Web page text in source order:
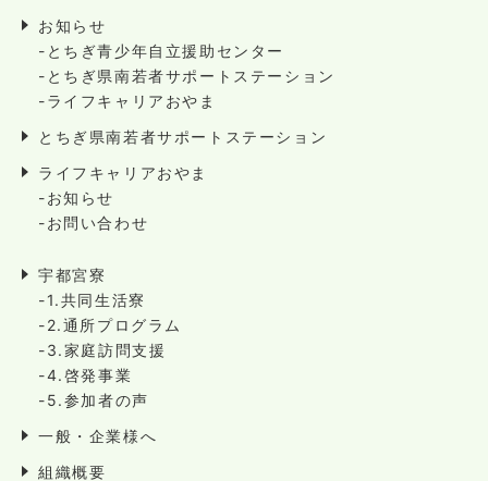
お知らせ
-とちぎ青少年自立援助センター
-とちぎ県南若者サポートステーション
-ライフキャリアおやま
とちぎ県南若者サポートステーション
ライフキャリアおやま
-お知らせ
-お問い合わせ
宇都宮寮
-1.共同生活寮
-2.通所プログラム
-3.家庭訪問支援
-4.啓発事業
-5.参加者の声
一般・企業様へ
組織概要